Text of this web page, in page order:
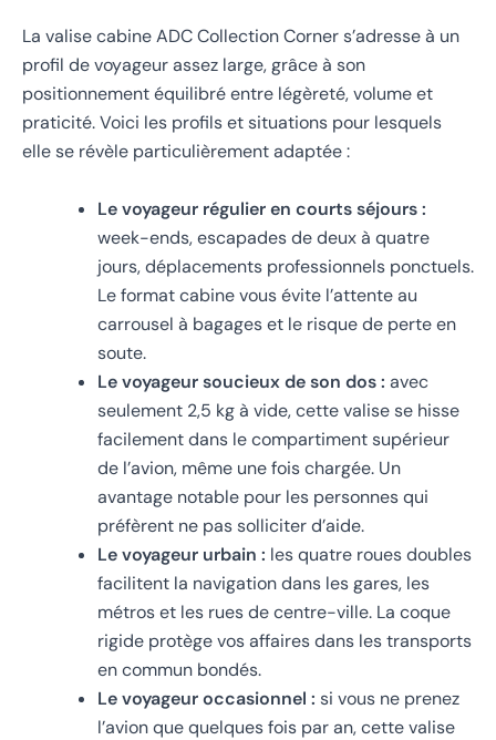
La valise cabine ADC Collection Corner s’adresse à un
profil de voyageur assez large, grâce à son
positionnement équilibré entre légèreté, volume et
praticité. Voici les profils et situations pour lesquels
elle se révèle particulièrement adaptée :
Le voyageur régulier en courts séjours :
week-ends, escapades de deux à quatre
jours, déplacements professionnels ponctuels.
Le format cabine vous évite l’attente au
carrousel à bagages et le risque de perte en
soute.
Le voyageur soucieux de son dos : avec
seulement 2,5 kg à vide, cette valise se hisse
facilement dans le compartiment supérieur
de l’avion, même une fois chargée. Un
avantage notable pour les personnes qui
préfèrent ne pas solliciter d’aide.
Le voyageur urbain : les quatre roues doubles
facilitent la navigation dans les gares, les
métros et les rues de centre-ville. La coque
rigide protège vos affaires dans les transports
en commun bondés.
Le voyageur occasionnel : si vous ne prenez
l’avion que quelques fois par an, cette valise